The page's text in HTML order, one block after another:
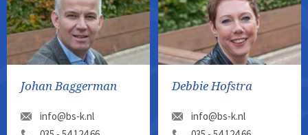
Johan Baggerman
info@bs-k.nl
Debbie Hofstra
info@bs-k.nl